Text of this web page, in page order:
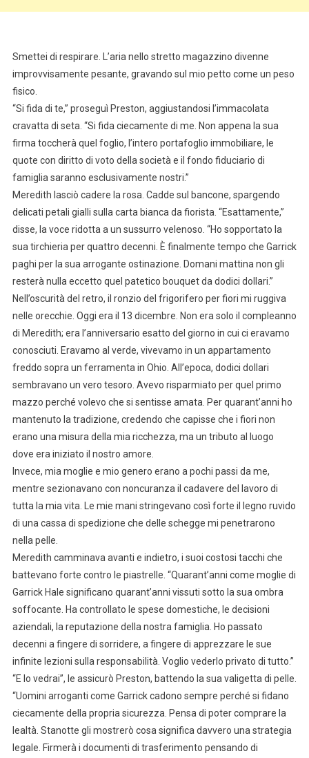
Smettei di respirare. L’aria nello stretto magazzino divenne
improvvisamente pesante, gravando sul mio petto come un peso
fisico.
“Si fida di te,” proseguì Preston, aggiustandosi l’immacolata
cravatta di seta. “Si fida ciecamente di me. Non appena la sua
firma toccherà quel foglio, l’intero portafoglio immobiliare, le
quote con diritto di voto della società e il fondo fiduciario di
famiglia saranno esclusivamente nostri.”
Meredith lasciò cadere la rosa. Cadde sul bancone, spargendo
delicati petali gialli sulla carta bianca da fiorista. “Esattamente,”
disse, la voce ridotta a un sussurro velenoso. “Ho sopportato la
sua tirchieria per quattro decenni. È finalmente tempo che Garrick
paghi per la sua arrogante ostinazione. Domani mattina non gli
resterà nulla eccetto quel patetico bouquet da dodici dollari.”
Nell’oscurità del retro, il ronzio del frigorifero per fiori mi ruggiva
nelle orecchie. Oggi era il 13 dicembre. Non era solo il compleanno
di Meredith; era l’anniversario esatto del giorno in cui ci eravamo
conosciuti. Eravamo al verde, vivevamo in un appartamento
freddo sopra un ferramenta in Ohio. All’epoca, dodici dollari
sembravano un vero tesoro. Avevo risparmiato per quel primo
mazzo perché volevo che si sentisse amata. Per quarant’anni ho
mantenuto la tradizione, credendo che capisse che i fiori non
erano una misura della mia ricchezza, ma un tributo al luogo
dove era iniziato il nostro amore.
Invece, mia moglie e mio genero erano a pochi passi da me,
mentre sezionavano con noncuranza il cadavere del lavoro di
tutta la mia vita. Le mie mani stringevano così forte il legno ruvido
di una cassa di spedizione che delle schegge mi penetrarono
nella pelle.
Meredith camminava avanti e indietro, i suoi costosi tacchi che
battevano forte contro le piastrelle. “Quarant’anni come moglie di
Garrick Hale significano quarant’anni vissuti sotto la sua ombra
soffocante. Ha controllato le spese domestiche, le decisioni
aziendali, la reputazione della nostra famiglia. Ho passato
decenni a fingere di sorridere, a fingere di apprezzare le sue
infinite lezioni sulla responsabilità. Voglio vederlo privato di tutto.”
“E lo vedrai”, le assicurò Preston, battendo la sua valigetta di pelle.
“Uomini arroganti come Garrick cadono sempre perché si fidano
ciecamente della propria sicurezza. Pensa di poter comprare la
lealtà. Stanotte gli mostrerò cosa significa davvero una strategia
legale. Firmerà i documenti di trasferimento pensando di